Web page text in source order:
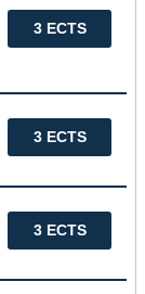
3 ECTS
3 ECTS
3 ECTS